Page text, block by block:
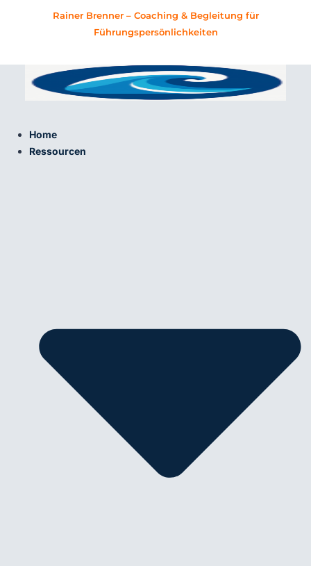
Rainer Brenner – Coaching & Begleitung für
Führungspersönlichkeiten
Home
Ressourcen